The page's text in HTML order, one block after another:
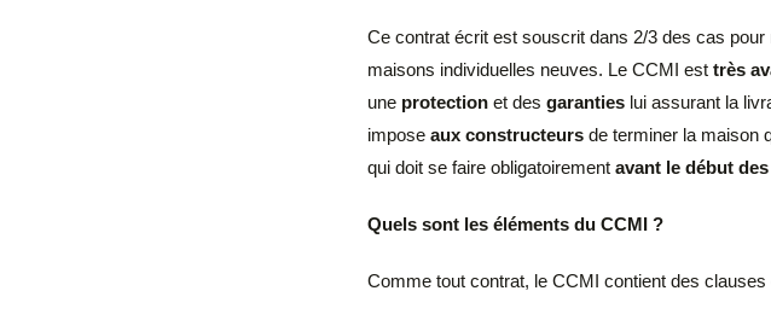
Ce contrat écrit est souscrit dans 2/3 des cas
maisons individuelles neuves. Le CCMI est très
une protection et des garanties lui assurant la
impose aux constructeurs de terminer la maison
qui doit se faire obligatoirement avant le début
Quels sont les éléments du CCMI ?
Comme tout contrat, le CCMI contient des